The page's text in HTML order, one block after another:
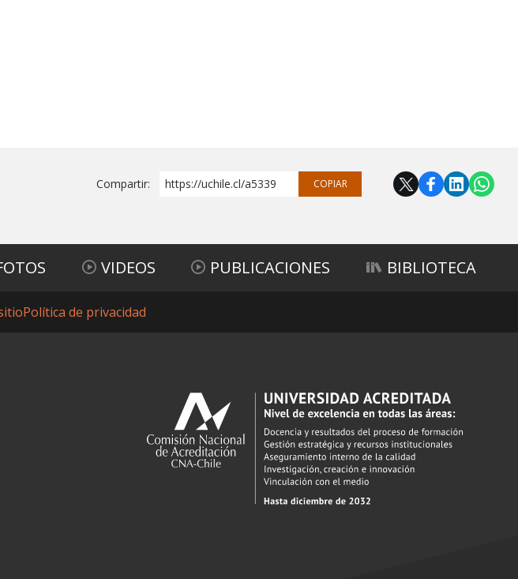
Compartir: https://uchile.cl/a5339 COPIAR
VIDEOS PUBLICACIONES BIBLIOTECA
Política de privacidad